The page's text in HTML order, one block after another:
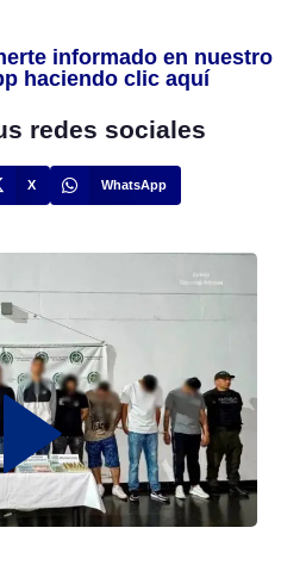
informado en nuestro
haciendo clic aquí
redes sociales
X WhatsApp